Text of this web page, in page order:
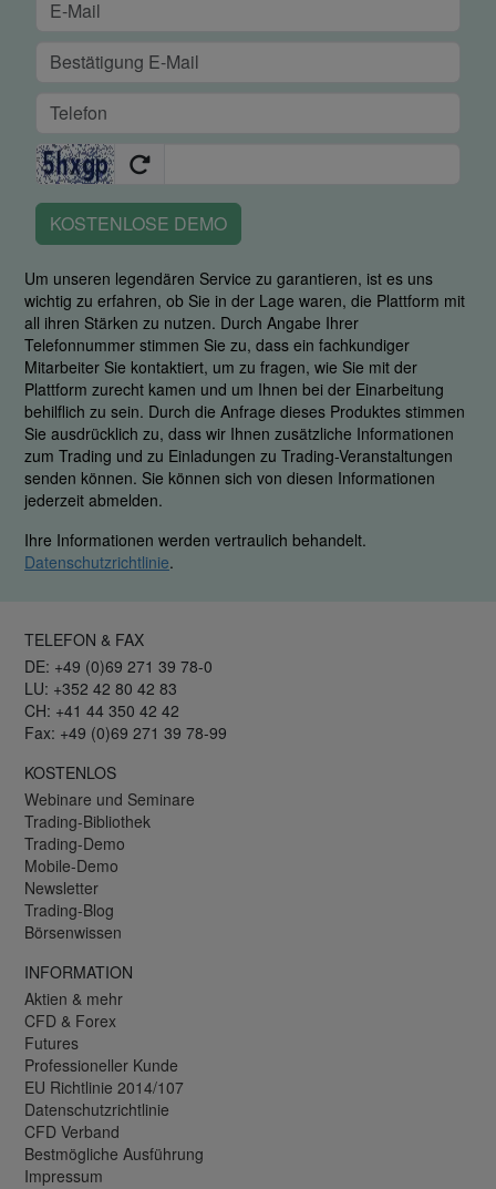
KOSTENLOSE DEMO
Um unseren legendären Service zu garantieren, ist es uns
wichtig zu erfahren, ob Sie in der Lage waren, die Plattform mit
all ihren Stärken zu nutzen. Durch Angabe Ihrer
Telefonnummer stimmen Sie zu, dass ein fachkundiger
Mitarbeiter Sie kontaktiert, um zu fragen, wie Sie mit der
Plattform zurecht kamen und um Ihnen bei der Einarbeitung
behilflich zu sein. Durch die Anfrage dieses Produktes stimmen
Sie ausdrücklich zu, dass wir Ihnen zusätzliche Informationen
zum Trading und zu Einladungen zu Trading-Veranstaltungen
senden können. Sie können sich von diesen Informationen
jederzeit abmelden.
Ihre Informationen werden vertraulich behandelt.
Datenschutzrichtlinie.
TELEFON & FAX
DE: +49 (0)69 271 39 78-0
LU: +352 42 80 42 83
CH: +41 44 350 42 42
Fax: +49 (0)69 271 39 78-99
KOSTENLOS
Webinare und Seminare
Trading-Bibliothek
Trading-Demo
Mobile-Demo
Newsletter
Trading-Blog
Börsenwissen
INFORMATION
Aktien & mehr
CFD & Forex
Futures
Professioneller Kunde
EU Richtlinie 2014/107
Datenschutzrichtlinie
CFD Verband
Bestmögliche Ausführung
Impressum